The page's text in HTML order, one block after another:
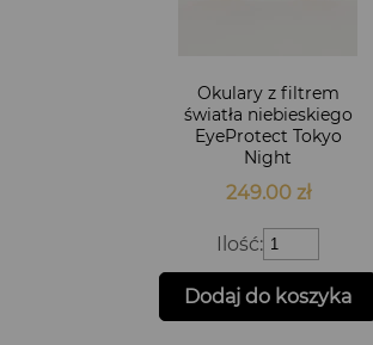
Okulary z filtrem
światła niebieskiego
EyeProtect Tokyo
Night
249.00 zł
Ilość:ilość
Okulary
filtrem
Dodaj do koszyka